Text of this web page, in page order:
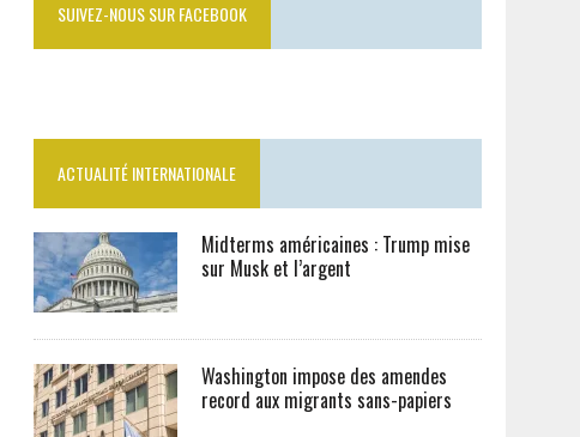
SUIVEZ-NOUS SUR FACEBOOK
ACTUALITÉ INTERNATIONALE
Midterms américaines : Trump mise
sur Musk et l’argent
Washington impose des amendes
record aux migrants sans-papiers